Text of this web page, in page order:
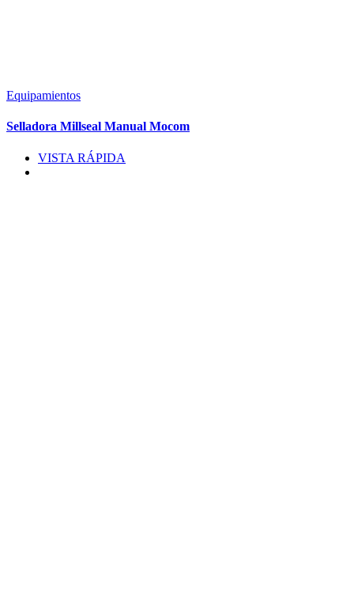
Equipamientos
Selladora Millseal Manual Mocom
VISTA RÁPIDA